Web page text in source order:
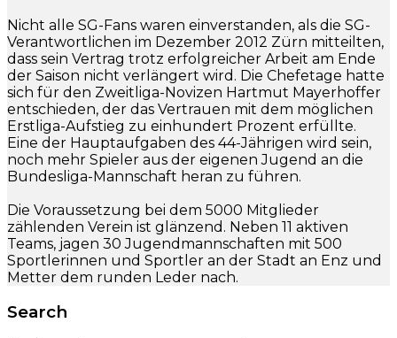
Nicht alle SG-Fans waren einverstanden, als die SG-
Verantwortlichen im Dezember 2012 Zürn mitteilten,
dass sein Vertrag trotz erfolgreicher Arbeit am Ende
der Saison nicht verlängert wird. Die Chefetage hatte
sich für den Zweitliga-Novizen Hartmut Mayerhoffer
entschieden, der das Vertrauen mit dem möglichen
Erstliga-Aufstieg zu einhundert Prozent erfüllte.
Eine der Hauptaufgaben des 44-Jährigen wird sein,
noch mehr Spieler aus der eigenen Jugend an die
Bundesliga-Mannschaft heran zu führen.
Die Voraussetzung bei dem 5000 Mitglieder
zählenden Verein ist glänzend. Neben 11 aktiven
Teams, jagen 30 Jugendmannschaften mit 500
Sportlerinnen und Sportler an der Stadt an Enz und
Metter dem runden Leder nach.
Search